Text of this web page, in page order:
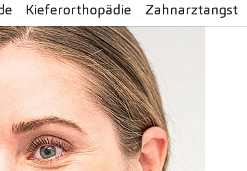
Kiefer­orthopädie Zahnarztangst